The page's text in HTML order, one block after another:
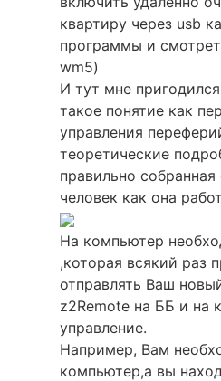
квартиру через usb
программы и
wm5)
И тут мне
такое понятие как
управления
теоретические
правильно
человек как она
На компьютер
,которая всякий раз
отправлять Ваш
z2Remote на ББ и на
управление.
Например, Вам
компьютер,а вы